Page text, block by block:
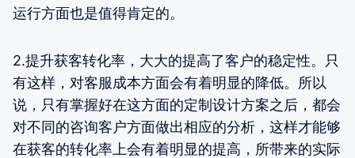
运行方面也是值得肯定的。
2.提升获客转化率，大大的提高了客户的稳定性。只
有这样，对客服成本方面会有着明显的降低。所以
说，只有掌握好在这方面的定制设计方案之后，都会
对不同的咨询客户方面做出相应的分析，这样才能够
在获客的转化率上会有着明显的提高，所带来的实际